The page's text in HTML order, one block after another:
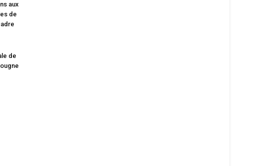
aux
de
de